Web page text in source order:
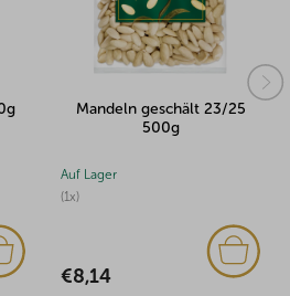
Mandeln geschält 23/25
500g
(1x)
Auf Lager
€8,14